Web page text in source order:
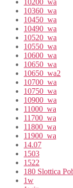
10360_wa
10450_wa
10490_wa
10520_wa
10550_wa
10600_wa
10650_wa
10650_wa2
10700_wa
10750_wa
10900_wa
11000_wa
11700_wa
11800_wa
11900_wa
14.07
1503
1522
180 Slottica
1w